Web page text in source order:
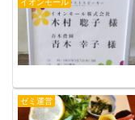
イオンモール
ゼミ運営